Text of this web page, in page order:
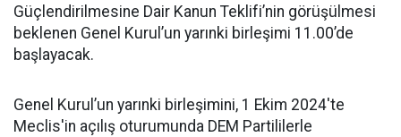
Güçlendirilmesine Dair Kanun Teklifi’nin görüşülmesi
beklenen Genel Kurul’un yarınki birleşimi 11.00’de
başlayacak.
Genel Kurul’un yarınki birleşimini, 1 Ekim 2024'te
Meclis'in açılış oturumunda DEM Partililerle